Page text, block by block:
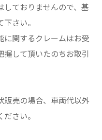
しておりませんので、基
さい。
に関するクレームはお受
握して頂いたのちお取引
販売の場合、車両代以外
さい。